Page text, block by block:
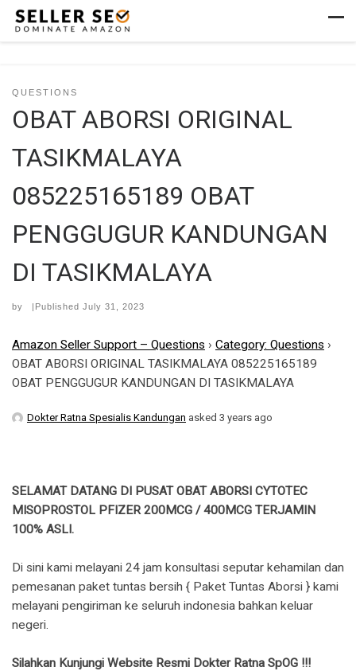
Skip to content
QUESTIONS
OBAT ABORSI ORIGINAL
TASIKMALAYA
085225165189 OBAT
PENGGUGUR KANDUNGAN
DI TASIKMALAYA
by |Published July 31, 2023
Amazon Seller Support – Questions › Category: Questions ›
OBAT ABORSI ORIGINAL TASIKMALAYA 085225165189
OBAT PENGGUGUR KANDUNGAN DI TASIKMALAYA
Dokter Ratna Spesialis Kandungan asked 3 years ago
SELAMAT DATANG DI PUSAT OBAT ABORSI CYTOTEC
MISOPROSTOL PFIZER 200MCG / 400MCG TERJAMIN
100% ASLI.
Di sini kami melayani 24 jam konsultasi seputar kehamilan dan
pemesanan paket tuntas bersih { Paket Tuntas Aborsi } kami
melayani pengiriman ke seluruh indonesia bahkan keluar
negeri.
Silahkan Kunjungi Website Resmi Dokter Ratna SpOG !!!